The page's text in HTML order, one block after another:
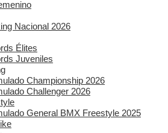
Nacional 2026
Élites
Juveniles
Championship 2026
Challenger 2026
General BMX Freestyle 2025